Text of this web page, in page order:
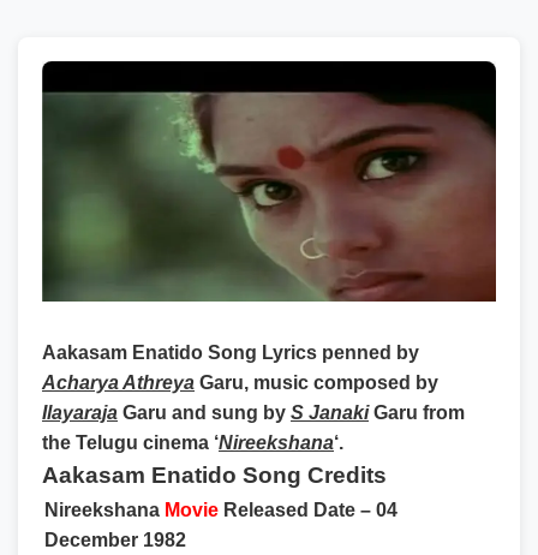
Aakasam Enatido Song Lyrics penned by
Acharya Athreya Garu, music composed by
Ilayaraja Garu and sung by S JanakiGaru from
the Telugu cinema ‘Nireekshana‘.
Aakasam Enatido Song Credits
Nireekshana Movie Released Date – 04
December 1982